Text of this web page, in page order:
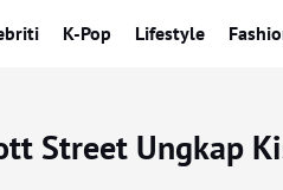
K-Pop Lifestyle
Street Ungkap